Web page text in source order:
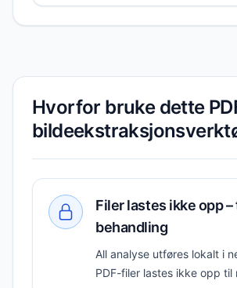
Hvorfor bruke dette
Filer lastes ikke opp
behandling
All analyse utføres lokalt i
PDF-filer lastes ikke opp til